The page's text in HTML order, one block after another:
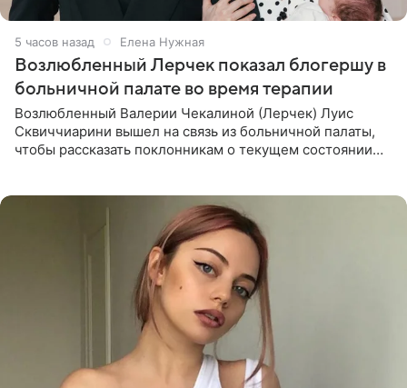
5 часов назад Елена Нужная
Возлюбленный Лерчек показал блогершу в
больничной палате во время терапии
Возлюбленный Валерии Чекалиной (Лерчек) Луис
Сквиччиарини вышел на связь из больничной палаты,
чтобы рассказать поклонникам о текущем состоянии